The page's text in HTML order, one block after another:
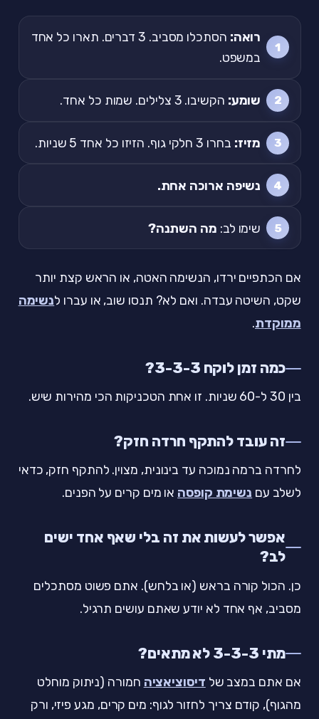
רואה:
הסתכלו מסביב. 3 דברים. תארו כל אחד
במשפט.
שומע: הקשיבו. 3 צלילים. שמות כל אחד.
מזיז: בחרו 3 חלקי גוף. הזיזו כל אחד 5 שניות.
נשיפה ארוכה אחת.
שימו לב: מה השתנה?
אם הכתפיים ירדו, הנשימה האטה, או הראש קצת יותר
שקט, השיטה עבדה. ואם לא? תנסו שוב, או עברו לנשימה
ממוקדת.
כמה זמן לוקח 3-3-3?
בין 30 ל-60 שניות. זו אחת הטכניקות הכי מהירות שיש.
זה עובד להתקף חרדה חזק?
לחרדה ברמה נמוכה עד בינונית, מצוין. להתקף חזק, כדאי
לשלב עם נשימת קופסה או מים קרים על הפנים.
אפשר לעשות את זה בלי שאף אחד ישים
לב?
כן. הכול קורה בראש (או בלחש). אתם פשוט מסתכלים
מסביב, אף אחד לא יודע שאתם עושים תרגיל.
מתי 3-3-3 לא מתאים?
אם אתם במצב של דיסוציאציה חמורה (ניתוק מוחלט
מהגוף), קודם צריך לחזור לגוף: מים קרים, מגע פיזי, ורק